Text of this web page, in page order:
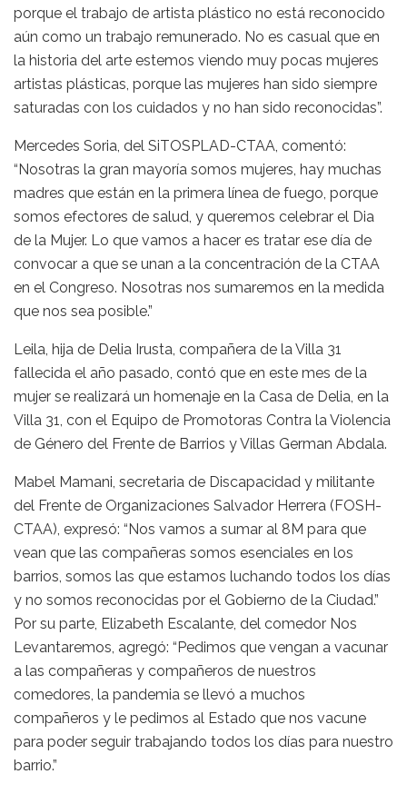
porque el trabajo de artista plástico no está reconocido
aún como un trabajo remunerado. No es casual que en
la historia del arte estemos viendo muy pocas mujeres
artistas plásticas, porque las mujeres han sido siempre
saturadas con los cuidados y no han sido reconocidas”.
Mercedes Soria, del SiTOSPLAD-CTAA, comentó:
“Nosotras la gran mayoría somos mujeres, hay muchas
madres que están en la primera línea de fuego, porque
somos efectores de salud, y queremos celebrar el Dia
de la Mujer. Lo que vamos a hacer es tratar ese día de
convocar a que se unan a la concentración de la CTAA
en el Congreso. Nosotras nos sumaremos en la medida
que nos sea posible.”
Leila, hija de Delia Irusta, compañera de la Villa 31
fallecida el año pasado, contó que en este mes de la
mujer se realizará un homenaje en la Casa de Delia, en la
Villa 31, con el Equipo de Promotoras Contra la Violencia
de Género del Frente de Barrios y Villas German Abdala.
Mabel Mamani, secretaria de Discapacidad y militante
del Frente de Organizaciones Salvador Herrera (FOSH-
CTAA), expresó: “Nos vamos a sumar al 8M para que
vean que las compañeras somos esenciales en los
barrios, somos las que estamos luchando todos los días
y no somos reconocidas por el Gobierno de la Ciudad.”
Por su parte, Elizabeth Escalante, del comedor Nos
Levantaremos, agregó: “Pedimos que vengan a vacunar
a las compañeras y compañeros de nuestros
comedores, la pandemia se llevó a muchos
compañeros y le pedimos al Estado que nos vacune
para poder seguir trabajando todos los días para nuestro
barrio.”